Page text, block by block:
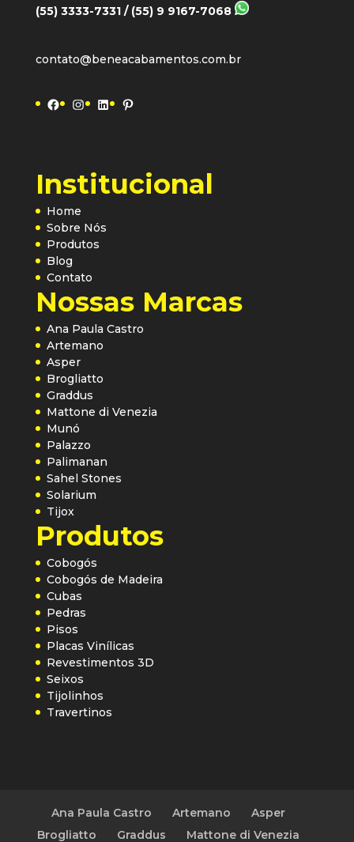
(55) 3333-7331 / (55) 9 9167-7068
contato@beneacabamentos.com.br
Facebook
Instagram
LinkedInPinterest
Institucional
Home
Sobre Nós
Produtos
Blog
Contato
Nossas Marcas
Ana Paula Castro
Artemano
Asper
Brogliatto
Graddus
Mattone di Venezia
Munó
Palazzo
Palimanan
Sahel Stones
Solarium
Tijox
Produtos
Cobogós
Cobogós de Madeira
Cubas
Pedras
Pisos
Placas Vinílicas
Revestimentos 3D
Seixos
Tijolinhos
Travertinos
Ana Paula Castro Artemano
Asper
Brogliatto
Graddus Mattone di Venezia